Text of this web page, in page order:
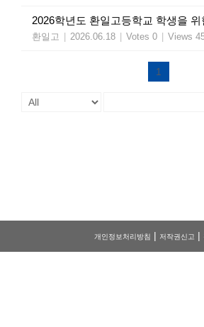
환일고 2026.06.18 Votes 0 Views
1
개인정보처리방침 | 저작권신고 |